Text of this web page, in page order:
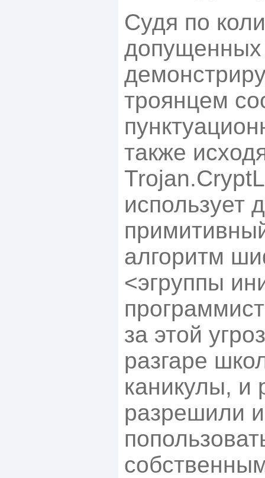
Судя по
допущенных
троянцем
также
использует
алгоритм
<эгруппы
за этой
разгаре
каникулы, и
разрешили